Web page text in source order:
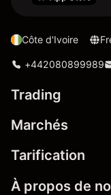
Côte d'Ivoire
+442080899989
Trading
Marchés
Tarification
À propos de